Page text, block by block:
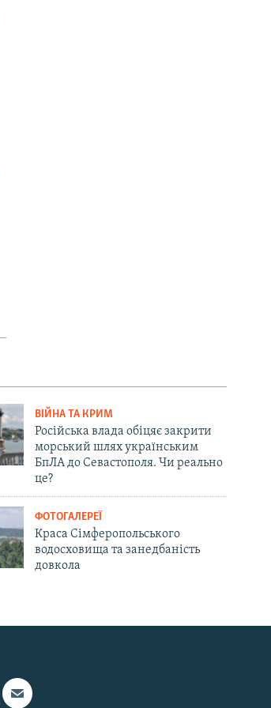
ВІЙНА ТА КРИМ
Російська влада обіцяє закрити
морський шлях українським
БпЛА до Севастополя. Чи реально
це?
ФОТОГАЛЕРЕЇ
Краса Сімферопольського
водосховища та занедбаність
довкола